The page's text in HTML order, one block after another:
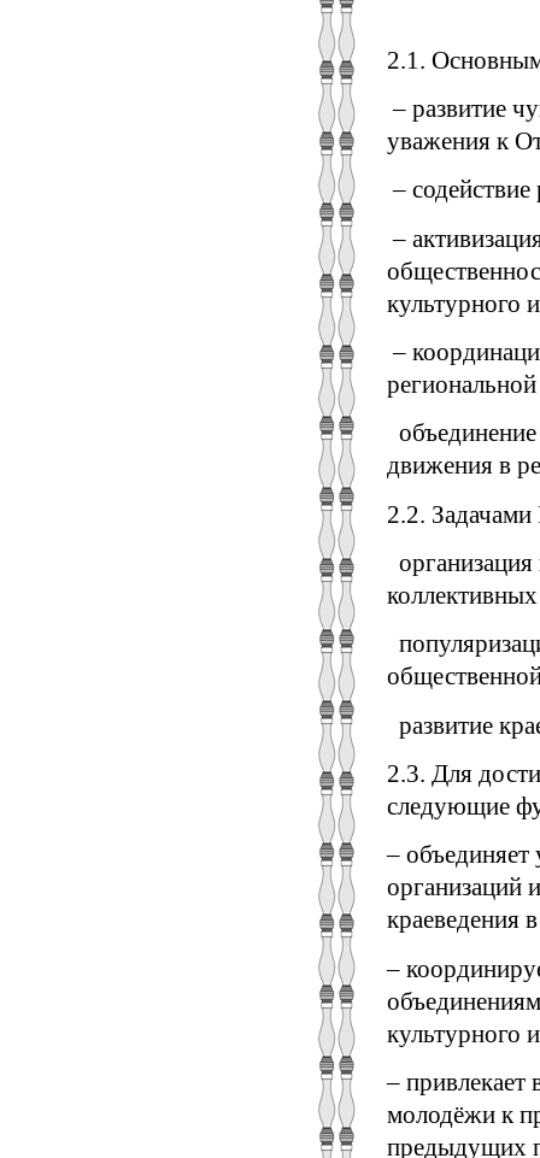
2.1.
– развитие
уважения к
–
­–
культурного
–
движения в
2.2.
развитие
2.3. Для
следующие
– объединяет
организаций
краеведения
–
культурного
– привлекает
молодёжи к
предыдущих